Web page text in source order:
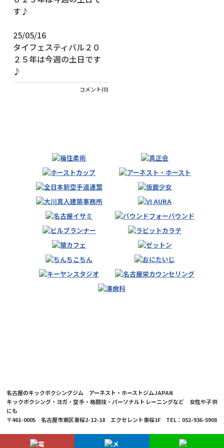
25/05/16
タイフェスティバル２０
２５年は今週の土日です
♪
コメント(0)
名古屋のキックボクシングジム アーネスト・ホーストジムJAPAN
キックボクシング・ヨガ・空手・格闘技・パーソナルトレーニングなど 女性や子供
にも
〒461-0005 名古屋市東区東桜2-12-18 エクセレント東桜1F TEL：052-936-5908
© 2026 Ernesto Hoost Gym Japan Co.,LTD.